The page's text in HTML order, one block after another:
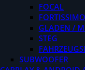
FOCAL
FORTISSIMO
GLADEN /
STEG
SUBWOOFER